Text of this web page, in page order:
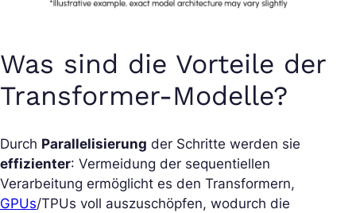
Was sind die Vorteile der
Transformer-Modelle?
Durch Parallelisierung der Schritte werden sie
effizienter: Vermeidung der sequentiellen
Verarbeitung ermöglicht es den Transformern,
GPUs/TPUs voll auszuschöpfen, wodurch die